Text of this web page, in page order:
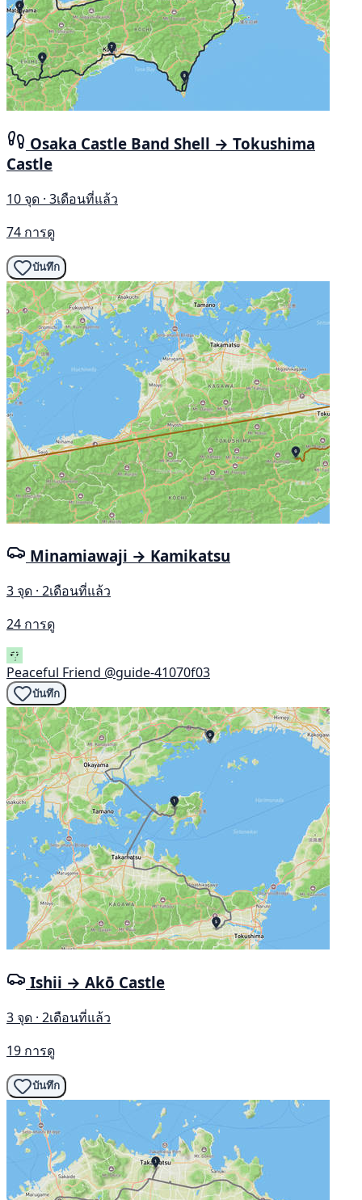
Osaka Castle Band Shell → Tokushima
Castle
10 จุด · 3เดือนที่แล้ว
74 การดู
บันทึก
Minamiawaji → Kamikatsu
3 จุด · 2เดือนที่แล้ว
24 การดู
Peaceful Friend @guide-41070f03
บันทึก
Ishii → Akō Castle
3 จุด · 2เดือนที่แล้ว
19 การดู
บันทึก